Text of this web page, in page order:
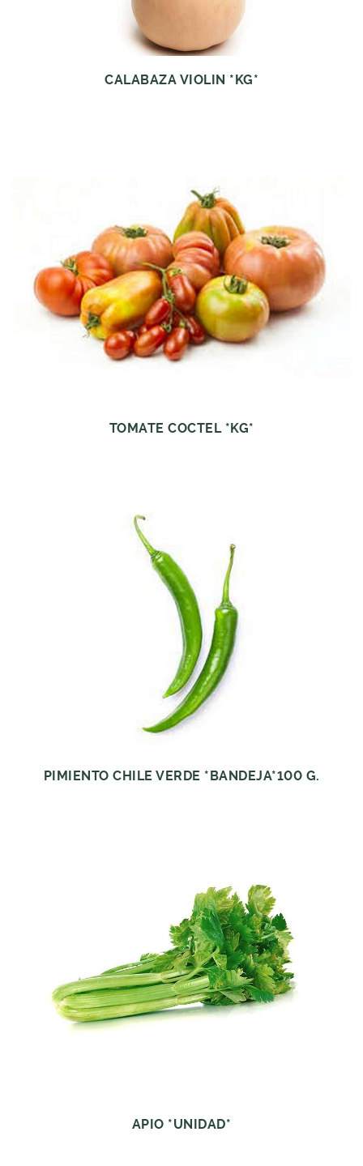
CALABAZA VIOLIN *KG*
TOMATE COCTEL *KG*
PIMIENTO CHILE VERDE *BANDEJA*100 G.
APIO *UNIDAD*